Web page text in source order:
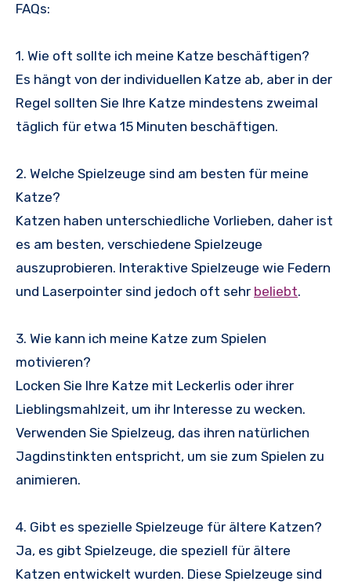
FAQs:
1. Wie oft sollte ich meine Katze beschäftigen?
Es hängt von der individuellen Katze ab, aber in der
Regel sollten Sie Ihre Katze mindestens zweimal
täglich für etwa 15 Minuten beschäftigen.
2. Welche Spielzeuge sind am besten für meine
Katze?
Katzen haben unterschiedliche Vorlieben, daher ist
es am besten, verschiedene Spielzeuge
auszuprobieren. Interaktive Spielzeuge wie Federn
und Laserpointer sind jedoch oft sehr beliebt.
3. Wie kann ich meine Katze zum Spielen
motivieren?
Locken Sie Ihre Katze mit Leckerlis oder ihrer
Lieblingsmahlzeit, um ihr Interesse zu wecken.
Verwenden Sie Spielzeug, das ihren natürlichen
Jagdinstinkten entspricht, um sie zum Spielen zu
animieren.
4. Gibt es spezielle Spielzeuge für ältere Katzen?
Ja, es gibt Spielzeuge, die speziell für ältere
Katzen entwickelt wurden. Diese Spielzeuge sind